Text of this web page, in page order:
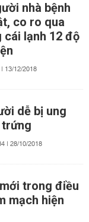
nhà bệnh
co ro qua
lạnh 12 độ
13/12/2018
dễ bị ung
| 28/10/2018
trong điều
mạch hiện